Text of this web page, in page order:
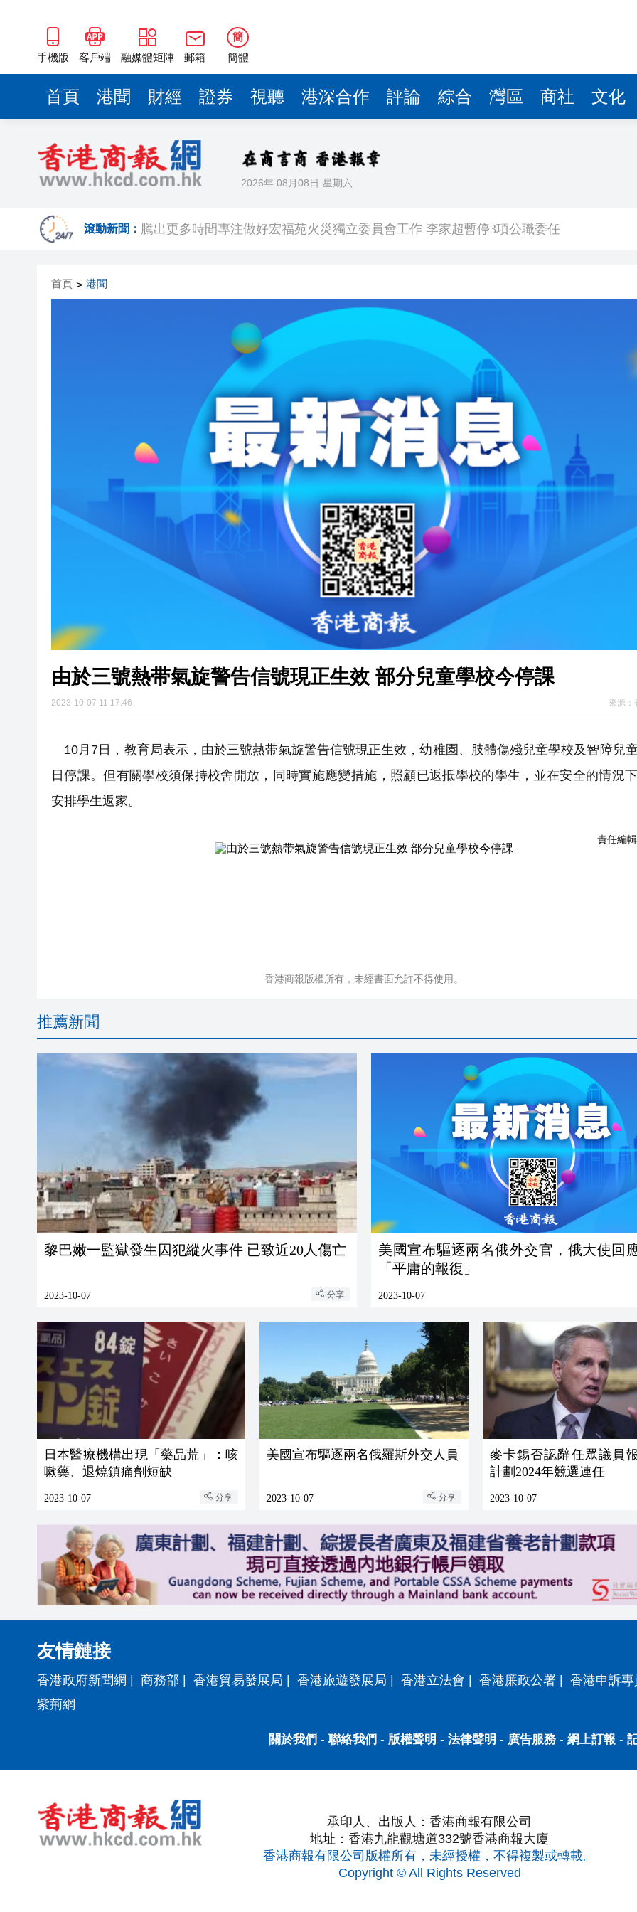
手機版 客戶端 融媒體矩陣 郵箱
簡
簡體
首頁 港聞 財經 證券 視聽 港深合作 評論 綜合 灣區 商社 文化
2026年 08月08日 星期六
滾動新聞：
海南澄邁文儒煥新升級 五組數據見證文儒沉香從傳統邁向現代
梁振英率港區全國政協委員考察團來瓊考察
2025年海南儋州以舊換新帶動消費約18億元
瀋陽鐵西校園閱讀活動解鎖閱讀新玩法
黎智英案｜吳良好：依法公正處理黎智英求情 罪證如山豈能妄想輕判
50餘位頂尖專家共話時代命題
2025年海南儋州以舊換新帶動消費約18億元
山東26戶省屬國企去年合計營收2.58萬億 利潤總額近936億
瀋陽鐵西校園閱讀活動解鎖閱讀新玩法
黎智英案｜吳良好：依法公正處理黎智英求情 罪證如山豈能妄想輕判
騰出更多時間專注做好宏福苑火災獨立委員會工作 李家超暫停3項公職委任
50餘位頂尖專家共話時代命題
海南澄邁文儒煥新升級 五組數據見證文儒沉香從傳統邁向現代
梁振英率港區全國政協委員考察團來瓊考察
2025年海南儋州以舊換新帶動消費約18億元
山東26戶省屬國企去年合計營收2.58萬億 利潤總額近936億
瀋陽鐵西校園閱讀活動解鎖閱讀新玩法
首頁 > 港聞
由於三號熱带氣旋警告信號現正生效 部分兒童學校今停課
2023-10-07 11:17:46 來源：
10月7日，教育局表示，由於三號熱带氣旋警告信號現正生效，幼稚園、肢體傷殘兒童學校及智障兒
日停課。但有關學校須保持校舍開放，同時實施應變措施，照顧已返抵學校的學生，並在安全的情況
安排學生返家。
責任編
香港商報版權所有，未經書面允許不得使用。
推薦新聞
黎巴嫩一監獄發生囚犯縱火事件 已致近20人傷亡
2023-10-07 分享
美國宣布驅逐兩名俄外交官，俄大使回
「平庸的報復」
2023-10-07
日本醫療機構出現「藥品荒」：咳
嗽藥、退燒鎮痛劑短缺
2023-10-07 分享
美國宣布驅逐兩名俄羅斯外交人員
2023-10-07 分享
麥卡錫否認辭任眾議員
計劃2024年競選連任
2023-10-07
友情鏈接
香港政府新聞網 | 商務部 | 香港貿易發展局 | 香港旅遊發展局 | 香港立法會 | 香港廉政公署 | 香港申訴
紫荊網
關於我們 - 聯絡我們 - 版權聲明 - 法律聲明 - 廣告服務- 網上訂報 -
承印人、出版人：香港商報有限公司
地址：香港九龍觀塘道332號香港商報大廈
香港商報有限公司版權所有，未經授權，不得複製或轉載。
Copyright © All Rights Reserved